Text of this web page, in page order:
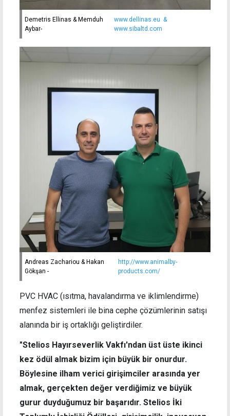
Demetris Ellinas & Memduh
Aybar-
www.dellinas.eu &
www.sibaltd.com
Andreas Zachariou & Hakan
Gökşan -
http://www.animalby-
products.com/
PVC HVAC (ısıtma, havalandırma ve iklimlendirme)
menfez sistemleri ile bina cephe çözümlerinin satışı
alanında bir iş ortaklığı geliştirdiler.
"Stelios Hayırseverlik Vakfı'ndan üst üste ikinci
kez ödül almak bizim için büyük bir onurdur.
Böylesine ilham verici girişimciler arasında yer
almak, gerçekten değer verdiğimiz ve büyük
gurur duyduğumuz bir başarıdır. Stelios İki